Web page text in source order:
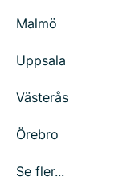
Malmö
Uppsala
Västerås
Örebro
Se fler...